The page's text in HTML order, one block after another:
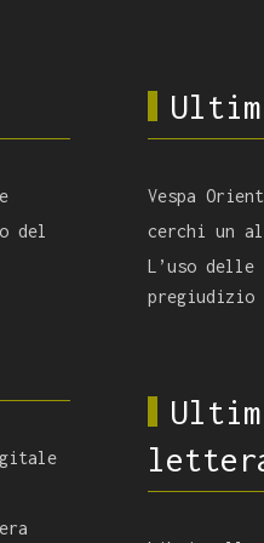
del
Vespa
cerchi un
L’uso
pregiudizio